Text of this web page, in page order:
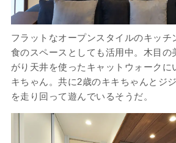
フラットなオープンスタイルのキッチ
食のスペースとしても活用中。木目の
がり天井を使ったキャットウォークに
キちゃん。共に2歳のキキちゃんとジ
を走り回って遊んでいるそうだ。